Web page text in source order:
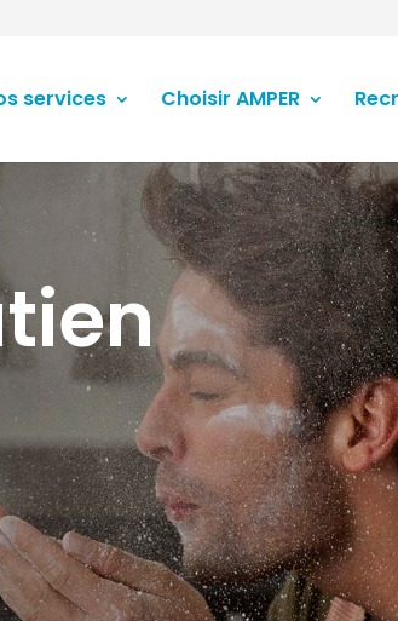
services Choisir AMPER